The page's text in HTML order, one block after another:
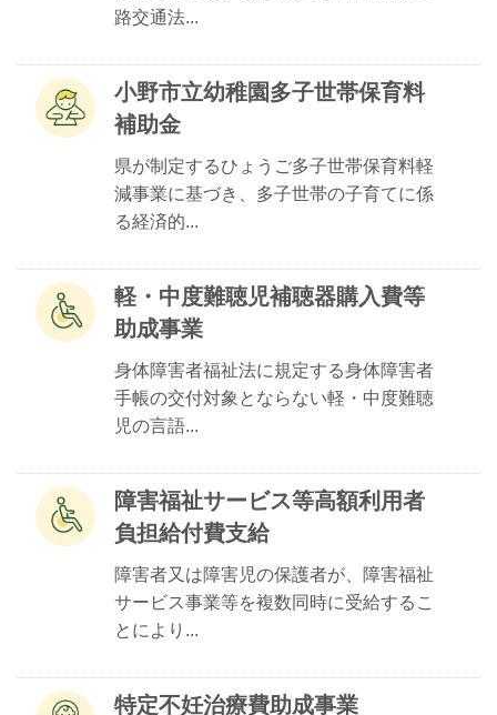
路交通法...
小野市立幼稚園多子世帯保育料
補助金
県が制定するひょうご多子世帯保育料軽
減事業に基づき、多子世帯の子育てに係
る経済的...
軽・中度難聴児補聴器購入費等
助成事業
身体障害者福祉法に規定する身体障害者
手帳の交付対象とならない軽・中度難聴
児の言語...
障害福祉サービス等高額利用者
負担給付費支給
障害者又は障害児の保護者が、障害福祉
サービス事業等を複数同時に受給するこ
とにより...
特定不妊治療費助成事業